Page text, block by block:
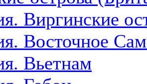
Виргинские
Восточное
Вьетнам